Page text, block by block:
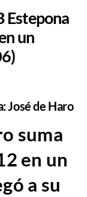
Estepona
un
José de Haro
suma
en un
a su